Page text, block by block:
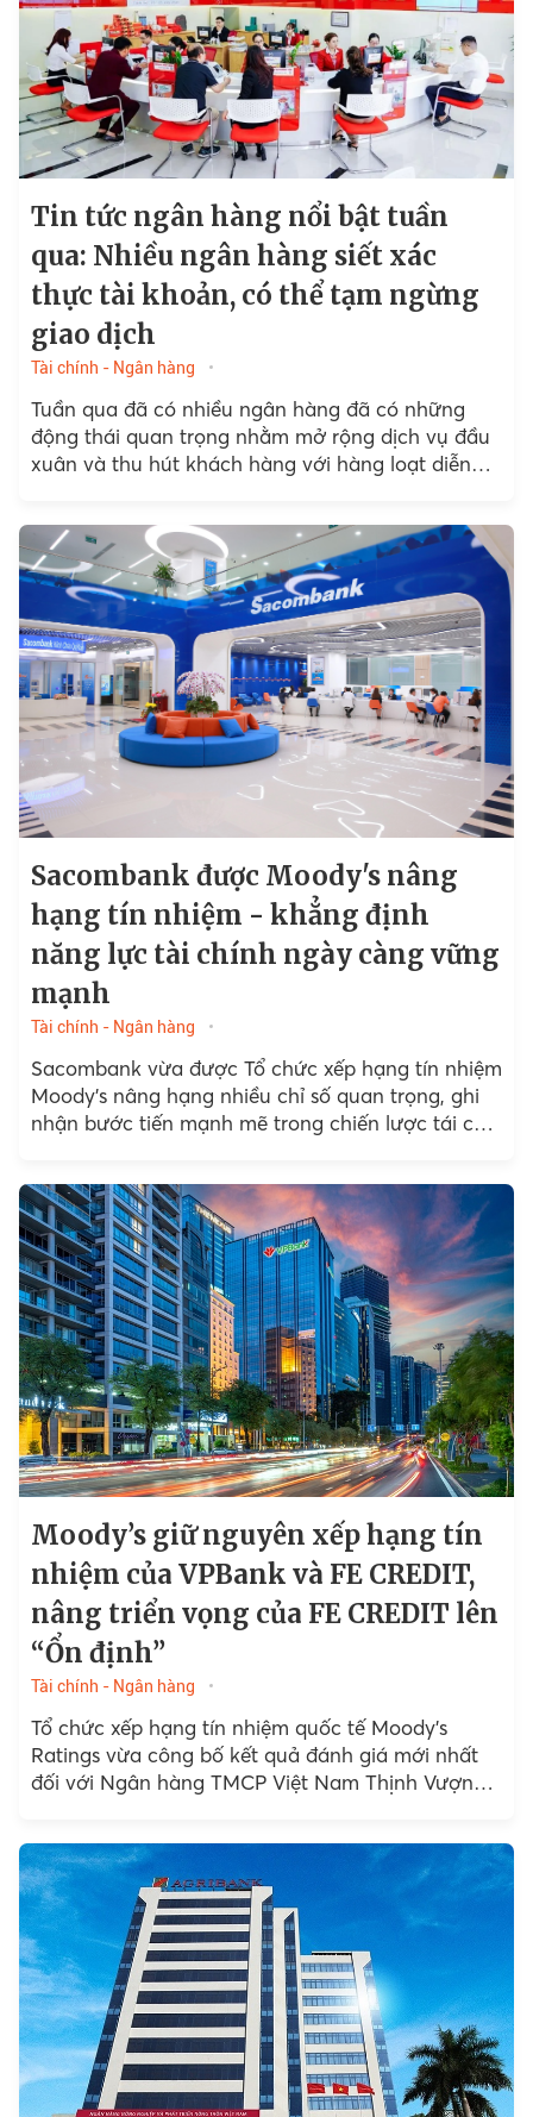
Tin tức ngân hàng nổi bật tuần
qua: Nhiều ngân hàng siết xác
thực tài khoản, có thể tạm ngừng
giao dịch
Tài chính - Ngân hàng
Tuần qua đã có nhiều ngân hàng đã có những
động thái quan trọng nhằm mở rộng dịch vụ đầu
xuân và thu hút khách hàng với hàng loạt diễn
Sacombank được Moody's nâng
hạng tín nhiệm - khẳng định
năng lực tài chính ngày càng vững
mạnh
Tài chính - Ngân hàng
Sacombank vừa được Tổ chức xếp hạng tín nhiệm
Moody’s nâng hạng nhiều chỉ số quan trọng, ghi
nhận bước tiến mạnh mẽ trong chiến lược tái cơ
Moody’s giữ nguyên xếp hạng tín
nhiệm của VPBank và FE CREDIT,
nâng triển vọng của FE CREDIT lên
“Ổn định”
Tài chính - Ngân hàng
Tổ chức xếp hạng tín nhiệm quốc tế Moody’s
Ratings vừa công bố kết quả đánh giá mới nhất
đối với Ngân hàng TMCP Việt Nam Thịnh Vượng